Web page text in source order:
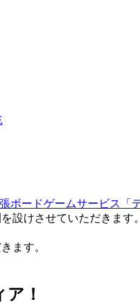
設けさせていただきます。
ます。
！